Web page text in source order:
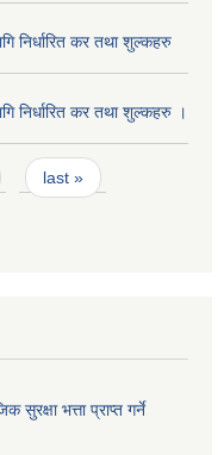
निर्धारित कर तथा शुल्कहरु
निर्धारित कर तथा शुल्कहरु ।
last »
भत्ता प्राप्त गर्ने